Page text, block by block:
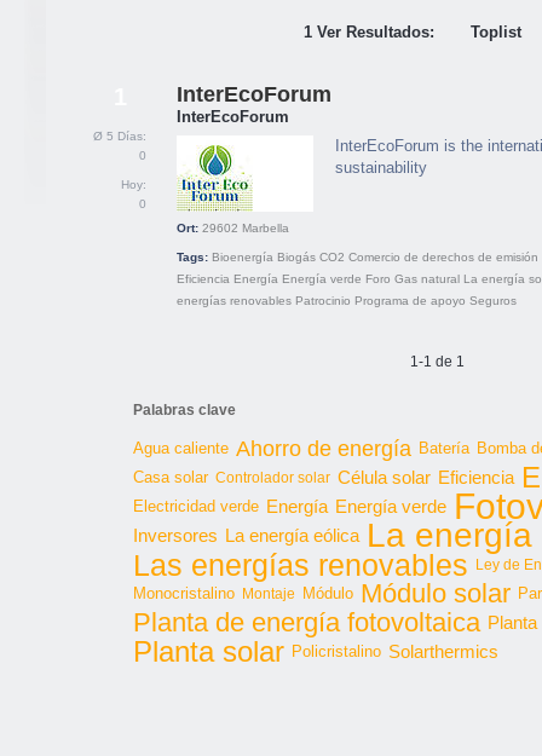
1 Ver Resultados: Toplist
Ø 5 Días:
0
Hoy:
0
InterEcoForum
InterEcoForum
InterEcoForum is the
sustainability
Ort: 29602 Marbella
Tags: Bioenergía Biogás CO2 Comercio de derechos de emisión
Eficiencia Energía Energía verde Foro Gas natural La energía
energías renovables Patrocinio Programa de apoyo Seguros
1-1 de 1
Palabras clave
Agua caliente Ahorro de energía Batería Bomba
Casa solar Controlador solar Célula solar Eficiencia
Electricidad verde Energía Energía verde
Inversores La energía eólica La energía
Las energías renovables Ley de
Monocristalino Montaje Módulo Módulo solar
Planta de energía fotovoltaica
Planta solar Policristalino Solarthermics